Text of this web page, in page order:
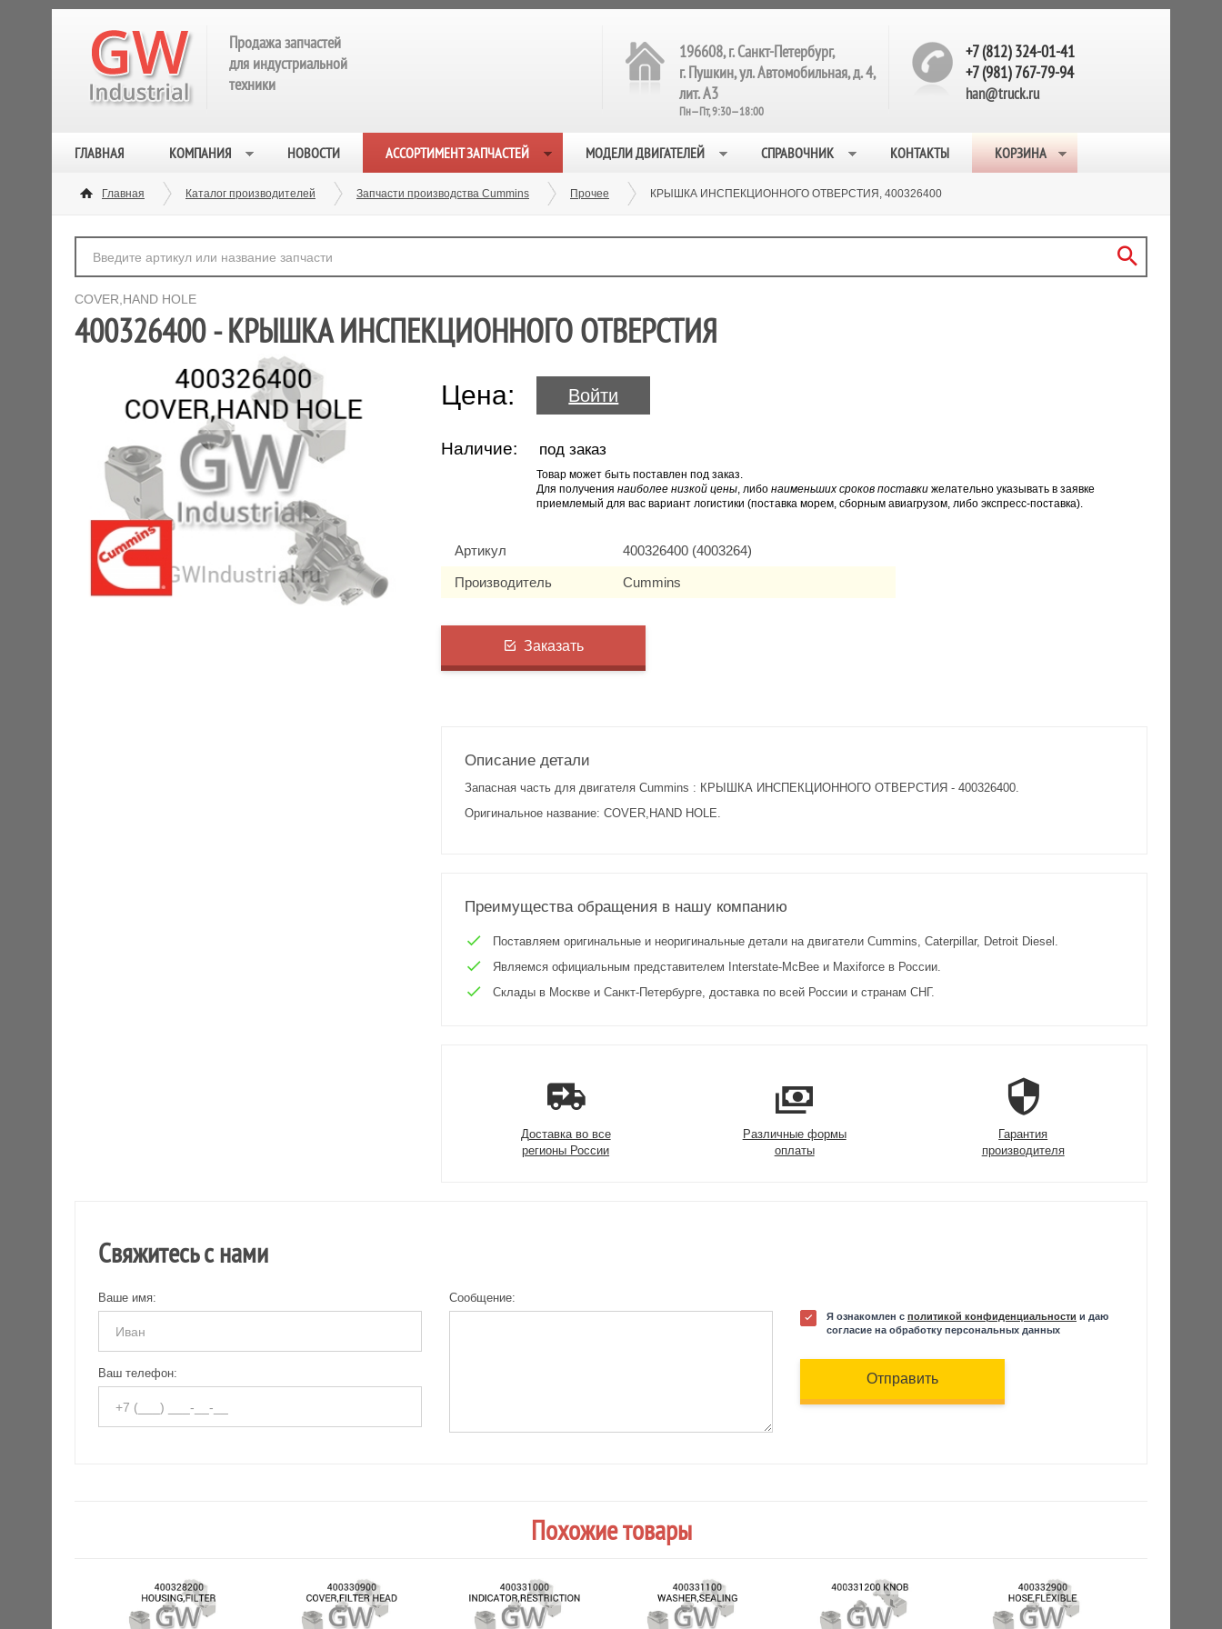
Продажа запчастей
для индустриальной
техники
196608, г. Санкт-Петербург,
г. Пушкин, ул. Автомобильная, д. 4,
лит. А3
Пн—Пт, 9:30—18:00
+7 (812) 324-01-41
+7 (981) 767-79-94
han@truck.ru
ГЛАВНАЯ КОМПАНИЯ НОВОСТИ АССОРТИМЕНТ ЗАПЧАСТЕЙ МОДЕЛИ ДВИГАТЕЛЕЙ СПРАВОЧНИК КОНТАКТЫ КОРЗИНА
Главная Каталог производителей Запчасти производства Cummins Прочее КРЫШКА ИНСПЕКЦИОННОГО ОТВЕРСТИЯ, 400326400
COVER,HAND HOLE
400326400 - КРЫШКА ИНСПЕКЦИОННОГО ОТВЕРСТИЯ
Цена: Войти
Наличие: под заказ
Товар может быть поставлен под заказ.
Для получениянаиболее низкой цены, либонаименьших сроков поставки желательно указывать в заявке
приемлемый для вас вариант логистики (поставка морем, сборным авиагрузом, либо экспресс-поставка).
Артикул 400326400 (4003264)
Производитель Cummins
Заказать
Описание детали
Запасная часть для двигателя Cummins : КРЫШКА ИНСПЕКЦИОННОГО ОТВЕРСТИЯ - 400326400.
Оригинальное название: COVER,HAND HOLE.
Преимущества обращения в нашу компанию
Поставляем оригинальные и неоригинальные детали на двигатели Cummins, Caterpillar, Detroit Diesel.
Являемся официальным представителем Interstate-McBee и Maxiforce в России.
Склады в Москве и Санкт-Петербурге, доставка по всей России и странам СНГ.
Доставка во все
регионы России
Различные формы
оплаты
Гарантия
производителя
Свяжитесь с нами
Ваше имя:
Ваш телефон:
Сообщение:
Я ознакомлен с политикой конфиденциальности и даю
согласие на обработку персональных данных
Отправить
Похожие товары